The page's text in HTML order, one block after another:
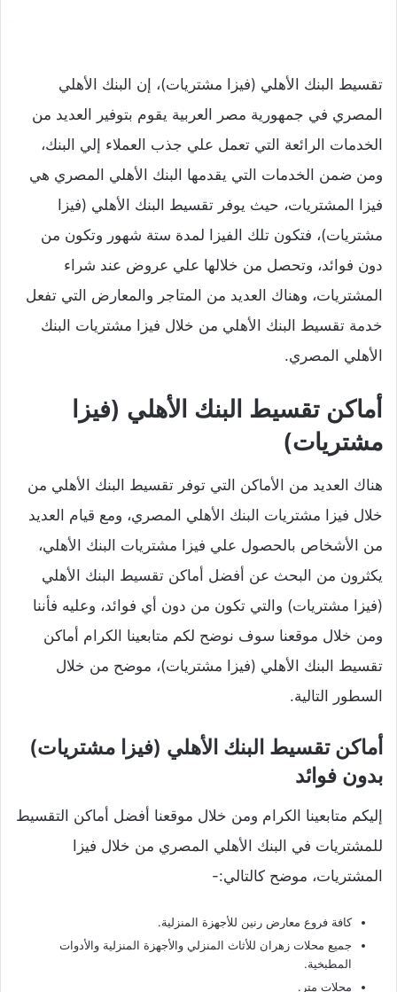
تقسيط البنك الأهلي (فيزا مشتريات)، إن البنك الأهلي
المصري في جمهورية مصر العربية يقوم بتوفير العديد من
الخدمات الرائعة التي تعمل علي جذب العملاء إلي البنك،
ومن ضمن الخدمات التي يقدمها البنك الأهلي المصري هي
فيزا المشتريات، حيث يوفر تقسيط البنك الأهلي (فيزا
مشتريات)، فتكون تلك الفيزا لمدة ستة شهور وتكون من
دون فوائد، وتحصل من خلالها علي عروض عند شراء
المشتريات، وهناك العديد من المتاجر والمعارض التي تفعل
خدمة تقسيط البنك الأهلي من خلال فيزا مشتريات البنك
الأهلي المصري.
أماكن تقسيط البنك الأهلي (فيزا
مشتريات)
هناك العديد من الأماكن التي توفر تقسيط البنك الأهلي من
خلال فيزا مشتريات البنك الأهلي المصري، ومع قيام العديد
من الأشخاص بالحصول علي فيزا مشتريات البنك الأهلي،
يكثرون من البحث عن أفضل أماكن تقسيط البنك الأهلي
(فيزا مشتريات) والتي تكون من دون أي فوائد، وعليه فأننا
ومن خلال موقعنا سوف نوضح لكم متابعينا الكرام أماكن
تقسيط البنك الأهلي (فيزا مشتريات)، موضح من خلال
السطور التالية.
أماكن تقسيط البنك الأهلي (فيزا مشتريات)
بدون فوائد
إليكم متابعينا الكرام ومن خلال موقعنا أفضل أماكن التقسيط
للمشتريات في البنك الأهلي المصري من خلال فيزا
المشتريات، موضح كالتالي:-
كافة فروع معارض رنين للأجهزة المنزلية.
جميع محلات زهران للأثاث المنزلي والأجهزة المنزلية والأدوات
المطبخية.
محلات متر.